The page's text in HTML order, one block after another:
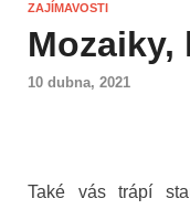
ZAJÍMAVOSTI
Mozaiky,
10 dubna, 2021
Také vás trápí